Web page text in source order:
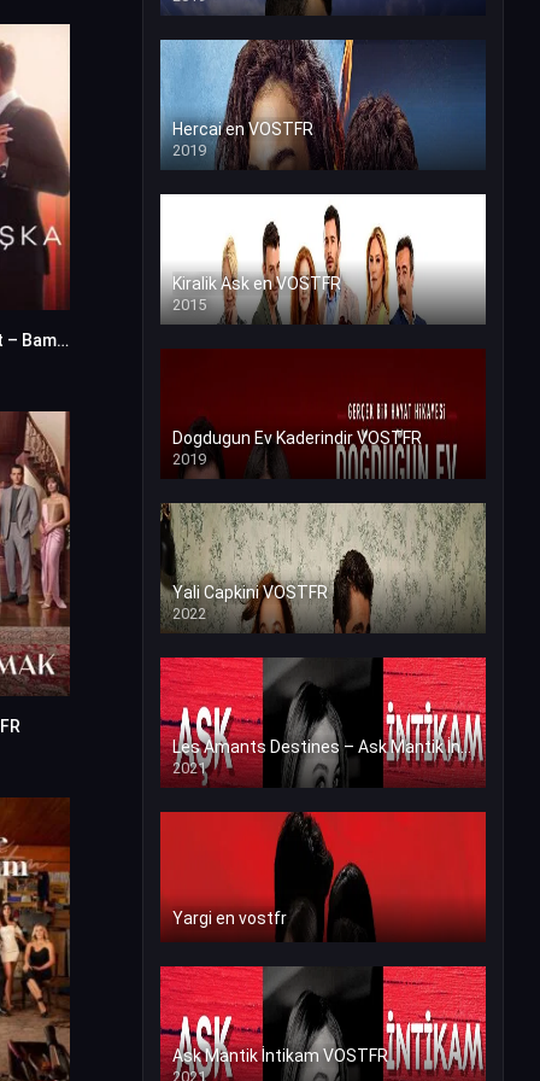
0Un Homme a Part – Bambaska Biri en VF (Voix Francaise)
Hercai en VOSTFR
2019
Kiralik Ask en VOSTFR
2015
Dogdugun Ev Kaderindir VOSTFR
2019
Yali Capkini VOSTFR
2022
Les Amants Destines – Ask Mantik İntikam en VF (Voix Francaise)
2021
Yargi en vostfr
Ask Mantik İntikam VOSTFR
2021